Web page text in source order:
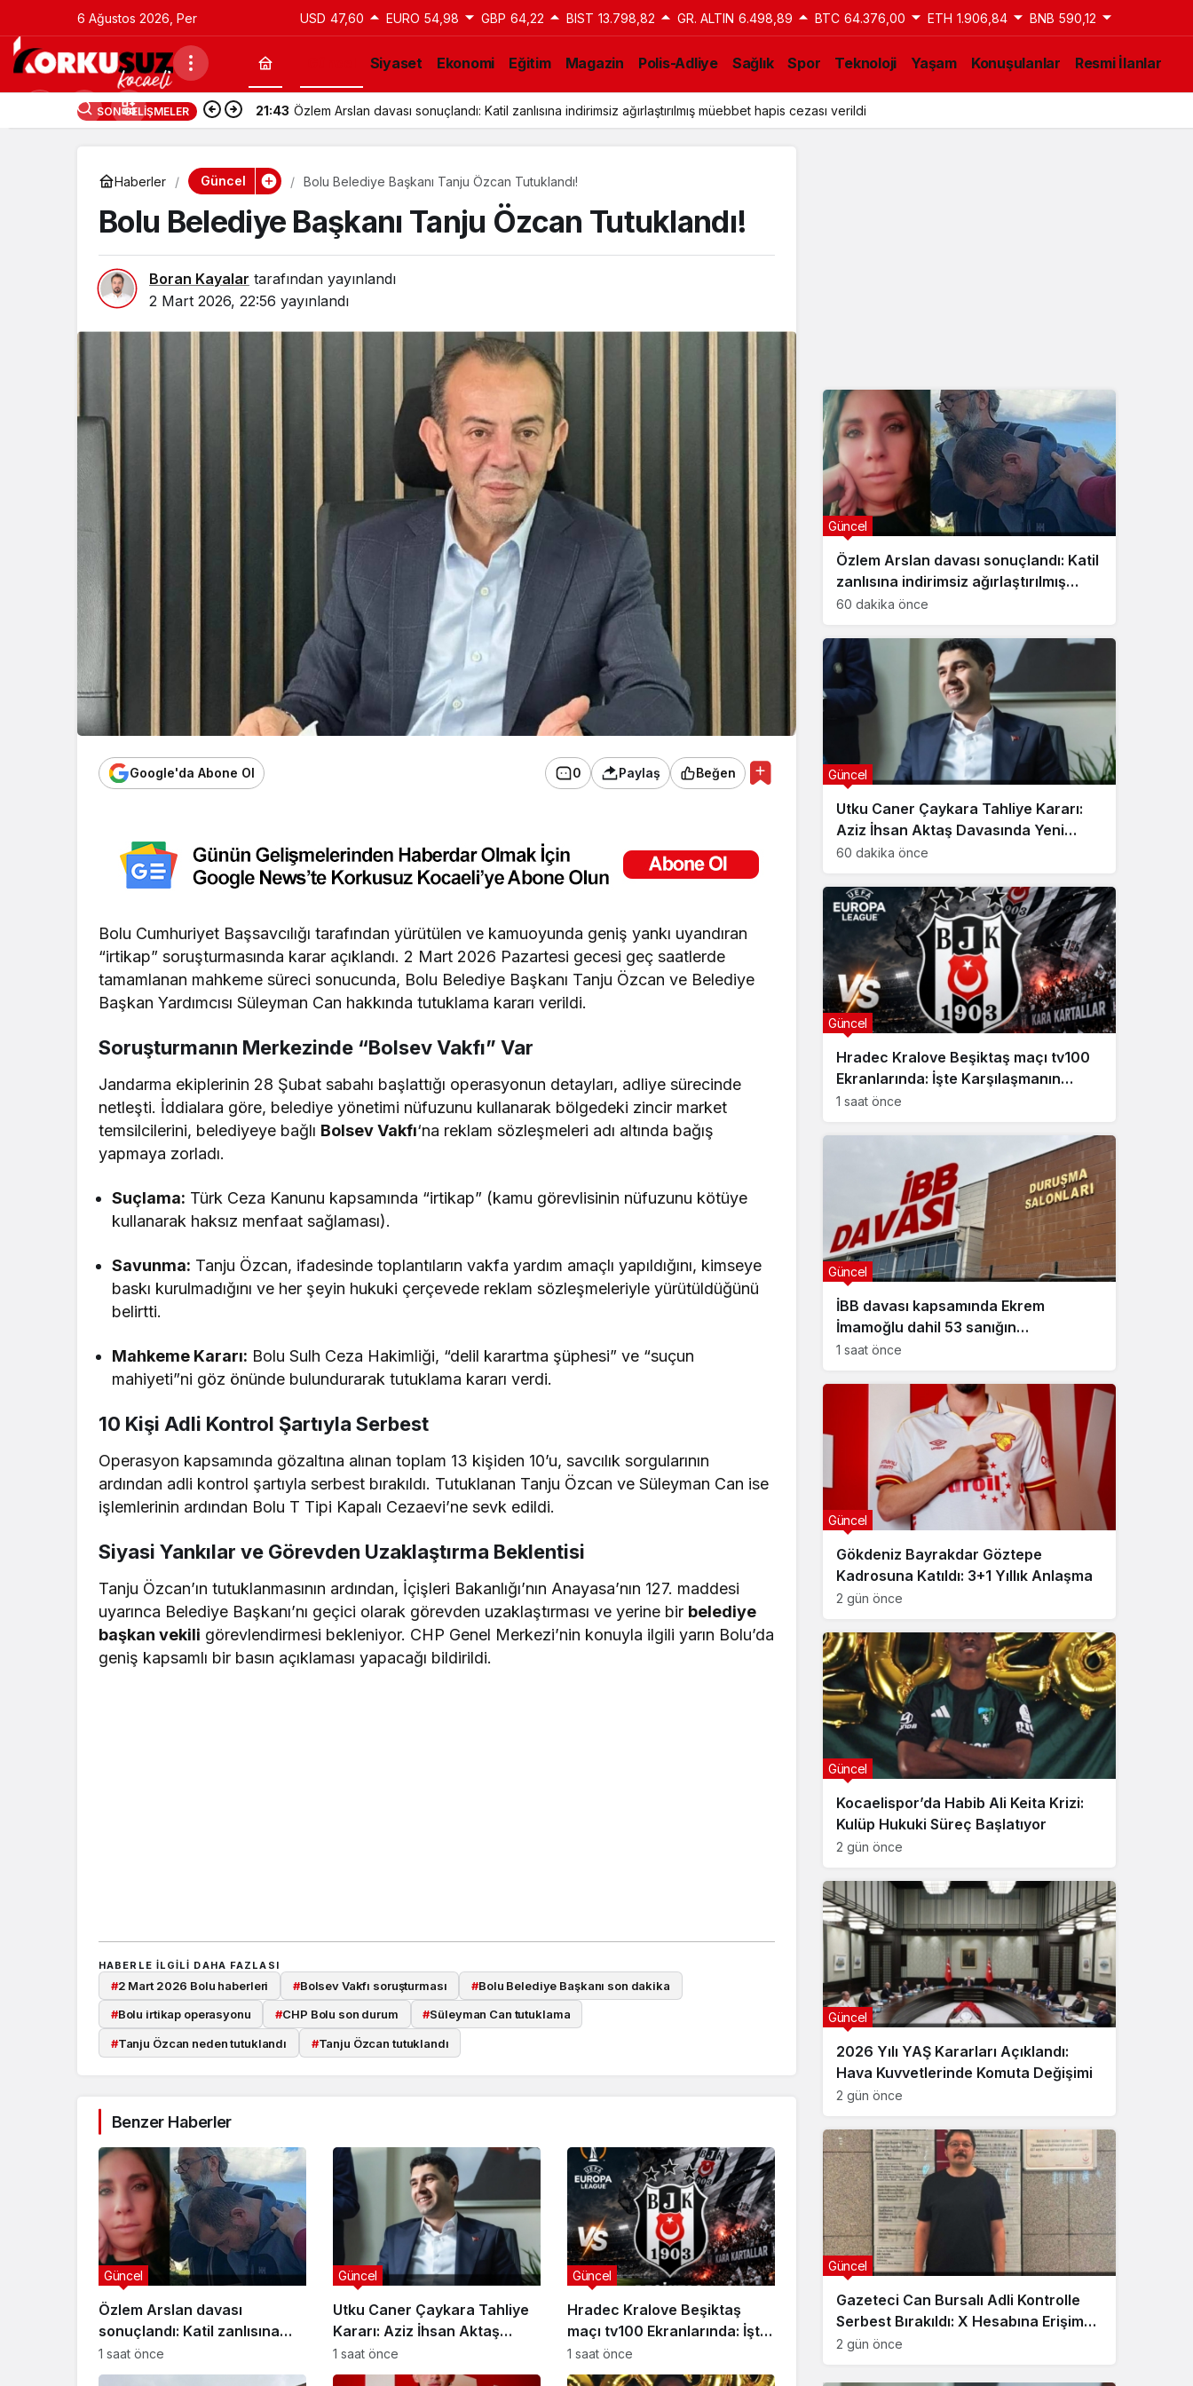
6 Ağustos 2026, Per USD 47,60 EURO 54,98 GBP 64,22 BIST 13.798,82 GR. ALTIN 6.498,89 BTC 64.376,00 ETH 1.906,84 BNB 590,12
Siyaset Ekonomi Eğitim Magazin Polis-Adliye Sağlık Spor Teknoloji Yaşam Konuşulanlar Resmi İlanlar
SON GELIŞMELER 21:43 Özlem Arslan davası sonuçlandı: Katil zanlısına indirimsiz ağırlaştırılmış müebbet hapis cezası verildi
Haberler Güncel Bolu Belediye Başkanı Tanju Özcan Tutuklandı!
Bolu Belediye Başkanı Tanju Özcan Tutuklandı!
Boran Kayalar tarafından yayınlandı
2 Mart 2026, 22:56 yayınlandı
Google'da Abone Ol 0 Paylaş Beğen
Bolu Cumhuriyet Başsavcılığı tarafından yürütülen ve kamuoyunda geniş yankı uyandıran
“irtikap” soruşturmasında karar açıklandı. 2 Mart 2026 Pazartesi gecesi geç saatlerde
tamamlanan mahkeme süreci sonucunda, Bolu Belediye Başkanı Tanju Özcan ve Belediye
Başkan Yardımcısı Süleyman Can hakkında tutuklama kararı verildi.
Soruşturmanın Merkezinde “Bolsev Vakfı” Var
Jandarma ekiplerinin 28 Şubat sabahı başlattığı operasyonun detayları, adliye sürecinde
netleşti. İddialara göre, belediye yönetimi nüfuzunu kullanarak bölgedeki zincir market
temsilcilerini, belediyeye bağlı Bolsev Vakfı‘na reklam sözleşmeleri adı altında bağış
yapmaya zorladı.
Suçlama: Türk Ceza Kanunu kapsamında “irtikap” (kamu görevlisinin nüfuzunu kötüye
kullanarak haksız menfaat sağlaması).
Savunma: Tanju Özcan, ifadesinde toplantıların vakfa yardım amaçlı yapıldığını, kimseye
baskı kurulmadığını ve her şeyin hukuki çerçevede reklam sözleşmeleriyle yürütüldüğünü
belirtti.
Mahkeme Kararı: Bolu Sulh Ceza Hakimliği, “delil karartma şüphesi” ve “suçun
mahiyeti”ni göz önünde bulundurarak tutuklama kararı verdi.
10 Kişi Adli Kontrol Şartıyla Serbest
Operasyon kapsamında gözaltına alınan toplam 13 kişiden 10’u, savcılık sorgularının
ardından adli kontrol şartıyla serbest bırakıldı. Tutuklanan Tanju Özcan ve Süleyman Can ise
işlemlerinin ardından Bolu T Tipi Kapalı Cezaevi’ne sevk edildi.
Siyasi Yankılar ve Görevden Uzaklaştırma Beklentisi
Tanju Özcan’ın tutuklanmasının ardından, İçişleri Bakanlığı’nın Anayasa’nın 127. maddesi
uyarınca Belediye Başkanı’nı geçici olarak görevden uzaklaştırması ve yerine bir belediye
başkan vekili görevlendirmesi bekleniyor. CHP Genel Merkezi’nin konuyla ilgili yarın Bolu’da
geniş kapsamlı bir basın açıklaması yapacağı bildirildi.
HABERLE ILGILI DAHA FAZLASI
#2 Mart 2026 Bolu haberleri #Bolsev Vakfı soruşturması #Bolu Belediye Başkanı son dakika
#Bolu irtikap operasyonu #CHP Bolu son durum #Süleyman Can tutuklama
#Tanju Özcan neden tutuklandı #Tanju Özcan tutuklandı
Benzer Haberler
Özlem Arslan davası
sonuçlandı: Katil zanlısına
indirimsiz ağırlaştırılmış
müebbet hapis cezası verildi
Güncel
1 saat önce
Utku Caner Çaykara Tahliye
Kararı: Aziz İhsan Aktaş
Davasında Yeni Gelişme
Güncel
1 saat önce
Hradec Kralove Beşiktaş
maçı tv100 Ekranlarında: İşte
Karşılaşmanın Detayları
Güncel
1 saat önce
Özlem Arslan davası sonuçlandı: Katil
zanlısına indirimsiz ağırlaştırılmış
müebbet hapis cezası verildi
60 dakika önce
Güncel
Utku Caner Çaykara Tahliye Kararı:
Aziz İhsan Aktaş Davasında Yeni
Gelişme
60 dakika önce
Güncel
Hradec Kralove Beşiktaş maçı tv100
Ekranlarında: İşte Karşılaşmanın
Detayları
1 saat önce
Güncel
İBB davası kapsamında Ekrem
İmamoğlu dahil 53 sanığın
tutukluluğuna devam kararı
1 saat önce
Güncel
Gökdeniz Bayrakdar Göztepe
Kadrosuna Katıldı: 3+1 Yıllık Anlaşma
2 gün önce
Güncel
Kocaelispor’da Habib Ali Keita Krizi:
Kulüp Hukuki Süreç Başlatıyor
2 gün önce
Güncel
2026 Yılı YAŞ Kararları Açıklandı:
Hava Kuvvetlerinde Komuta Değişimi
2 gün önce
Güncel
Gazeteci Can Bursalı Adli Kontrolle
Serbest Bırakıldı: X Hesabına Erişim
Engeli Getirildi
2 gün önce
Güncel